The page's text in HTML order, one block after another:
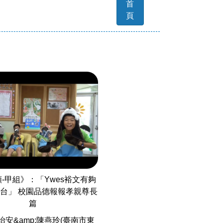
首
頁
甲組》：「Ywes裕文有夠
」 校園品德報報孝親尊長
篇
安&amp;陳燕玲(臺南市東